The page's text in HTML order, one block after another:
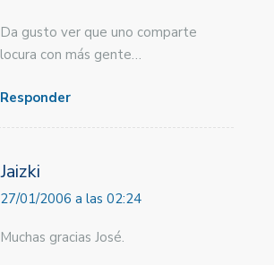
Da gusto ver que uno comparte
locura con más gente…
Responder
Jaizki
27/01/2006 a las 02:24
Muchas gracias José.